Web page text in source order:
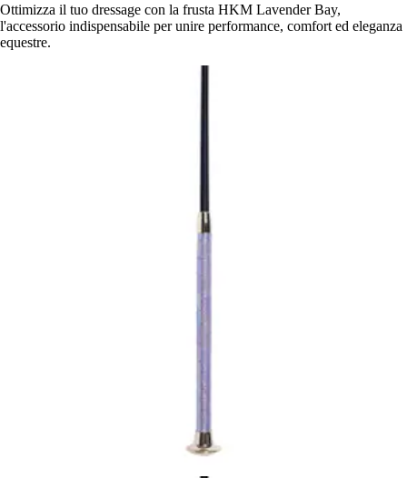
Ottimizza il tuo dressage con la frusta HKM Lavender Bay,
l'accessorio indispensabile per unire performance, comfort ed eleganza
equestre.